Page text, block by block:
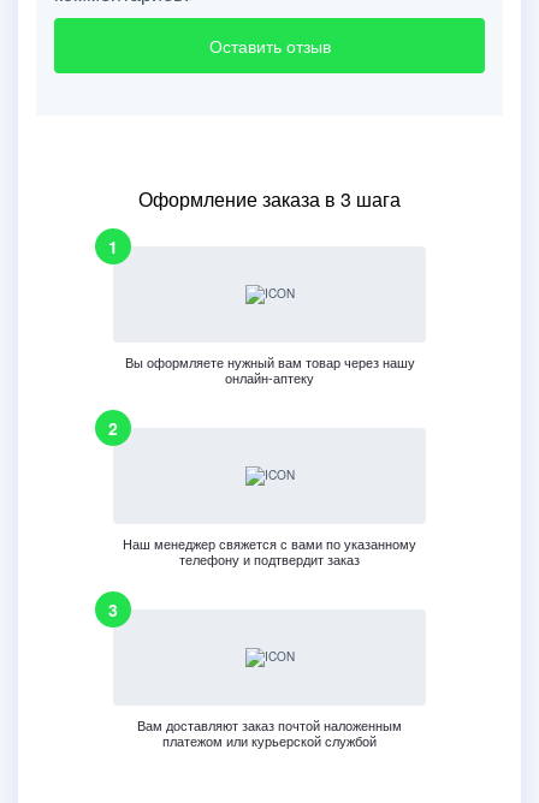
Оформление заказа в 3 шага
Вы оформляете нужный вам товар через нашу
онлайн-аптеку
Наш менеджер свяжется с вами по указанному
телефону и подтвердит заказ
Вам доставляют заказ почтой наложенным
платежом или курьерской службой